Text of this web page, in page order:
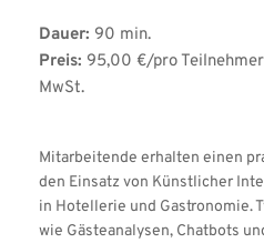
Dauer: 90 min.
Preis: 95,00 €/pro
MwSt.
Mitarbeitende erhalten einen
den Einsatz von Künstlicher
in Hotellerie und Gastronomie.
wie Gästeanalysen, Chatbots